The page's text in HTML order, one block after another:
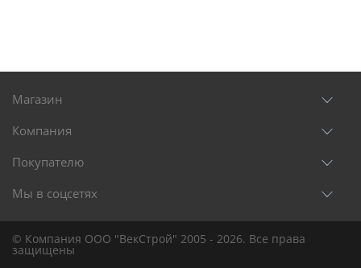
Магазин
Компания
Покупателю
Мы в соцсетях
© Компания ООО "ВекСтрой" 2005 - 2026. Все права
защищены